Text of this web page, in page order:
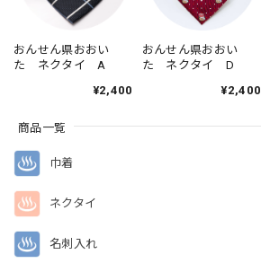
商品一覧
巾着
ネクタイ
名刺入れ
おんせん県おおい
た ネクタイ A
¥2,400
おんせん県おおい
た ネクタイ D
¥2,400